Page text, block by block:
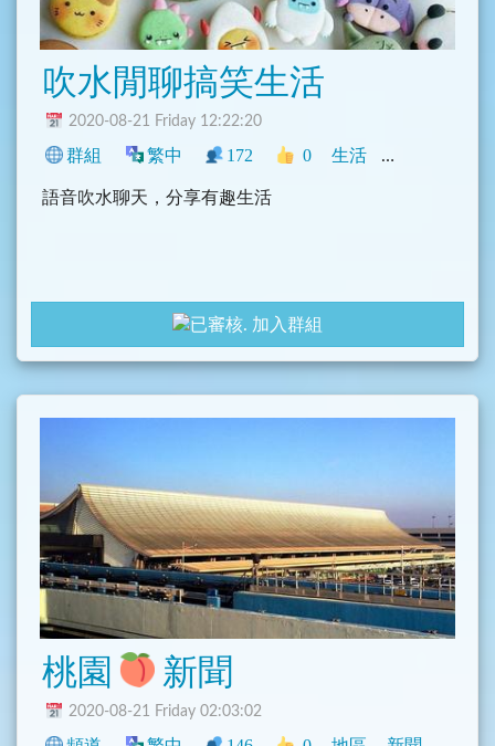
吹水閒聊搞笑生活
2020-08-21 Friday 12:22:20
群組 繁中 172 0 生活 中文圈
語音吹水聊天，分享有趣生活
加入群組
桃園 新聞
2020-08-21 Friday 02:03:02